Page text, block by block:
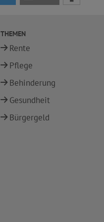
THEMEN
Rente
Pflege
Behinderung
Gesundheit
Bürgergeld